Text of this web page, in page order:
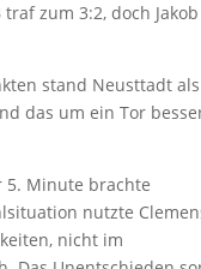
zum 3:2, doch Jakob
stand Neusttadt als
das um ein Tor
5. Minute brachte
nutzte
nicht im